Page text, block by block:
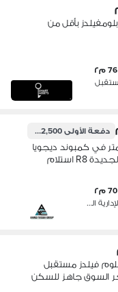
بأقل من
76 م٢
دفعة الأولى182,500 ج.م
للبيع 70 متر في كمبوند ديجويا
1 العاصمة الإدارية الجديدة R8 استلام
وريسبشن
70 م٢
دى جويا 1، العاصمة الإدارية الجديدة
فيلدز مستقبل
السوق جاهز للسكن